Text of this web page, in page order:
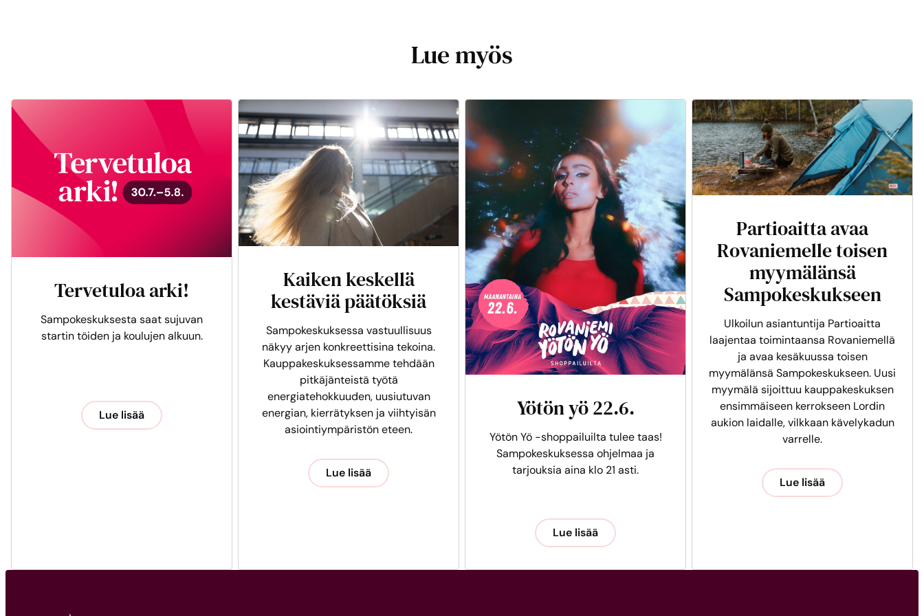
Lue myös
Tervetuloa arki!
Sampokeskuksesta saat sujuvan
startin töiden ja koulujen alkuun.
Lue lisää
Kaiken keskellä
kestäviä päätöksiä
Sampokeskuksessa vastuullisuus
näkyy arjen konkreettisina tekoina.
Kauppakeskuksessamme tehdään
pitkäjänteistä työtä
energiatehokkuuden, uusiutuvan
energian, kierrätyksen ja viihtyisän
asiointiympäristön eteen.
Lue lisää
Yötön yö 22.6.
Yötön Yö -shoppailuilta tulee taas!
Sampokeskuksessa ohjelmaa ja
tarjouksia aina klo 21 asti.
Lue lisää
Partioaitta avaa
Rovaniemelle toisen
myymälänsä
Sampokeskukseen
Ulkoilun asiantuntija Partioaitta
laajentaa toimintaansa Rovaniemellä
ja avaa kesäkuussa toisen
myymälänsä Sampokeskukseen. Uusi
myymälä sijoittuu kauppakeskuksen
ensimmäiseen kerrokseen Lordin
aukion laidalle, vilkkaan kävelykadun
varrelle.
Lue lisää